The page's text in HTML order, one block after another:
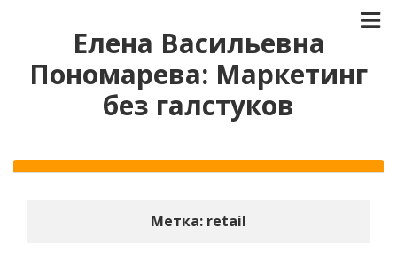
Елена Васильевна
Пономарева: Маркетинг
без галстуков
Метка: retail